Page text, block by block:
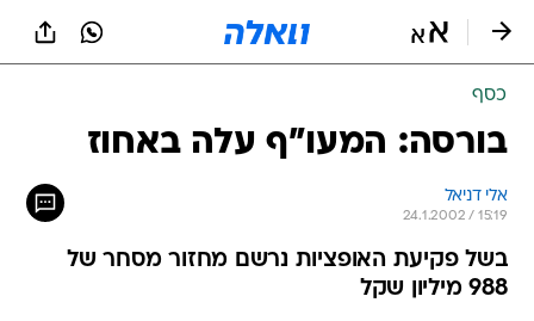
כסף
בורסה: המעו"ף עלה באחוז
אלי דניאל
24.1.2002 / 15:19
בשל פקיעת האופציות נרשם מחזור מסחר של
988 מיליון שקל